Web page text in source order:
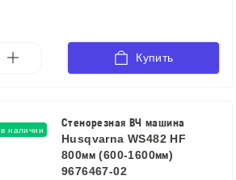
Купить
в наличии
Стенорезная ВЧ машина
Husqvarna WS482 HF
800мм (600-1600мм)
9676467-02